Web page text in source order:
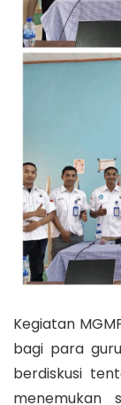
Kegiatan
bagi para
berdiskusi
menemukan